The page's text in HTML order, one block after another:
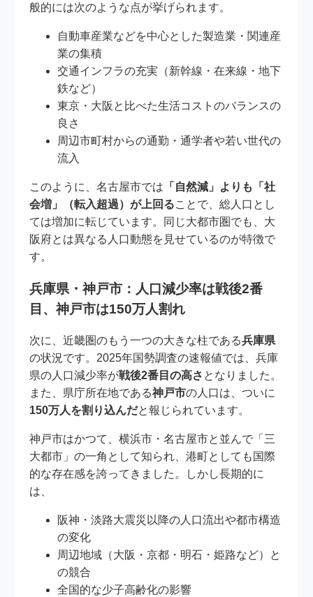
般的には次のような点が挙げられます。
自動車産業などを中心とした製造業・関連産
業の集積
交通インフラの充実（新幹線・在来線・地下
鉄など）
東京・大阪と比べた生活コストのバランスの
良さ
周辺市町村からの通勤・通学者や若い世代の
流入
このように、名古屋市では 「自然減」よりも「社
会増」（転入超過）が上回ることで、総人口とし
ては増加に転じています。同じ大都市圏でも、大
阪府とは異なる人口動態を見せているのが特徴で
す。
兵庫県・神戸市：人口減少率は戦後2番
目、神戸市は150万人割れ
次に、近畿圏のもう一つの大きな柱である兵庫県
の状況です。2025年国勢調査の速報値では、兵庫
県の人口減少率が戦後2番目の高さ となりました。
また、県庁所在地である神戸市の人口は、ついに
150万人を割り込んだと報じられています。
神戸市はかつて、横浜市・名古屋市と並んで「三
大都市」の一角として知られ、港町としても国際
的な存在感を誇ってきました。しかし長期的に
は、
阪神・淡路大震災以降の人口流出や都市構造
の変化
周辺地域（大阪・京都・明石・姫路など）と
の競合
全国的な少子高齢化の影響